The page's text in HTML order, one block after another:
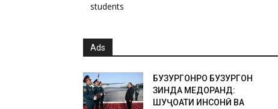
students
Ads
БУЗУРГОНРО БУЗУРГОН
ЗИНДА МЕДОРАНД:
ШУҶОАТИ ИНСОНӢ ВА